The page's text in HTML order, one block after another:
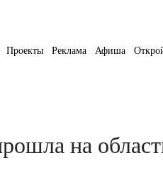
Проекты Реклама Афиша
на